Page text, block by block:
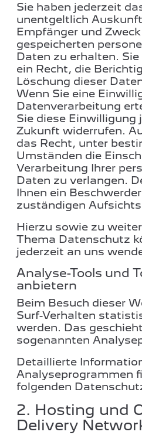
Sie haben jederzeit
unentgeltlich
Empfänger und
gespeicherten
Daten zu erhalten.
ein Recht, die
Löschung dieser
Wenn Sie eine
Datenverarbeitung
Sie diese Einwilligung
Zukunft widerrufen.
das Recht, unter
Umständen die
Verarbeitung Ihrer
Daten zu verlangen.
Ihnen ein
zuständigen
Hierzu sowie zu
Thema Datenschutz
jederzeit an uns
Analyse-Tools und
anbietern
Beim Besuch dieser
Surf-Verhalten
werden. Das
sogenannten
Detaillierte
Analyseprogrammen
folgenden
2. Hosting und
Delivery